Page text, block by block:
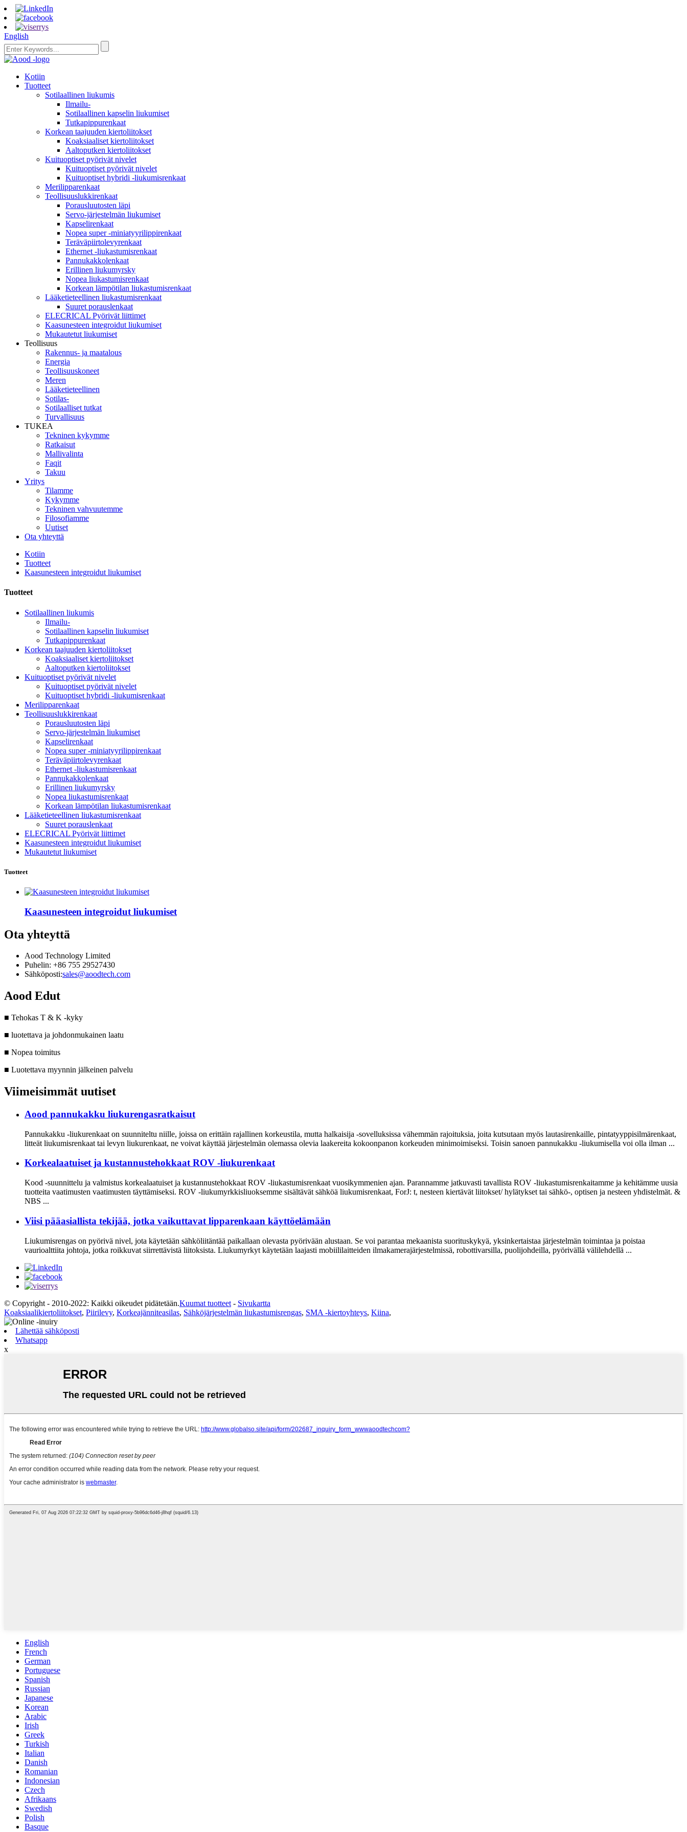
English
Kotiin
Tuotteet
Sotilaallinen liukumis
Ilmailu-
Sotilaallinen kapselin liukumiset
Tutkapippurenkaat
Korkean taajuuden kiertoliitokset
Koaksiaaliset kiertoliitokset
Aaltoputken kiertoliitokset
Kuituoptiset pyörivät nivelet
Kuituoptiset pyörivät nivelet
Kuituoptiset hybridi -liukumisrenkaat
Merilipparenkaat
Teollisuuslukkirenkaat
Porausluutosten läpi
Servo-järjestelmän liukumiset
Kapselirenkaat
Nopea super -miniatyyrilippirenkaat
Teräväpiirtolevyrenkaat
Ethernet -liukastumisrenkaat
Pannukakkolenkaat
Erillinen liukumyrsky
Nopea liukastumisrenkaat
Korkean lämpötilan liukastumisrenkaat
Lääketieteellinen liukastumisrenkaat
Suuret porauslenkaat
ELECRICAL Pyörivät liittimet
Kaasunesteen integroidut liukumiset
Mukautetut liukumiset
Teollisuus
Rakennus- ja maatalous
Energia
Teollisuuskoneet
Meren
Lääketieteellinen
Sotilas-
Sotilaalliset tutkat
Turvallisuus
TUKEA
Tekninen kykymme
Ratkaisut
Mallivalinta
Faqit
Takuu
Yritys
Tilamme
Kykymme
Tekninen vahvuutemme
Filosofiamme
Uutiset
Ota yhteyttä
Kotiin
Tuotteet
Kaasunesteen integroidut liukumiset
Tuotteet
Sotilaallinen liukumis
Ilmailu-
Sotilaallinen kapselin liukumiset
Tutkapippurenkaat
Korkean taajuuden kiertoliitokset
Koaksiaaliset kiertoliitokset
Aaltoputken kiertoliitokset
Kuituoptiset pyörivät nivelet
Kuituoptiset pyörivät nivelet
Kuituoptiset hybridi -liukumisrenkaat
Merilipparenkaat
Teollisuuslukkirenkaat
Porausluutosten läpi
Servo-järjestelmän liukumiset
Kapselirenkaat
Nopea super -miniatyyrilippirenkaat
Teräväpiirtolevyrenkaat
Ethernet -liukastumisrenkaat
Pannukakkolenkaat
Erillinen liukumyrsky
Nopea liukastumisrenkaat
Korkean lämpötilan liukastumisrenkaat
Lääketieteellinen liukastumisrenkaat
Suuret porauslenkaat
ELECRICAL Pyörivät liittimet
Kaasunesteen integroidut liukumiset
Mukautetut liukumiset
Tuotteet
Kaasunesteen integroidut liukumiset
Ota yhteyttä
Aood Technology Limited
Puhelin: +86 755 29527430
Sähköposti:sales@aoodtech.com
Aood Edut
■ Tehokas T & K -kyky
■ luotettava ja johdonmukainen laatu
■ Nopea toimitus
■ Luotettava myynnin jälkeinen palvelu
Viimeisimmät uutiset
Aood pannukakku liukurengasratkaisut
Pannukakku -liukurenkaat on suunniteltu niille, joissa on erittäin rajallinen korkeustila, mutta halkaisija -sovelluksissa vähemmän rajoituksia, joita kutsutaan myös lautasirenkaille, pintatyyppisilmärenkaat,
litteät liukumisrenkaat tai levyn liukurenkaat, ne voivat käyttää järjestelmän olemassa olevia laakereita kokoonpanon korkeuden minimoimiseksi. Toisin sanoen pannukakku -liukumisella voi olla ilman ...
Korkealaatuiset ja kustannustehokkaat ROV -liukurenkaat
Kood -suunnittelu ja valmistus korkealaatuiset ja kustannustehokkaat ROV -liukastumisrenkaat vuosikymmenien ajan. Parannamme jatkuvasti tavallista ROV -liukastumisrenkaitamme ja kehitämme uusia
tuotteita vaatimusten vaatimusten täyttämiseksi. ROV -liukumyrkkisliuoksemme sisältävät sähköä liukumisrenkaat, ForJ: t, nesteen kiertävät liitokset/ hylätykset tai sähkö-, optisen ja nesteen yhdistelmät. &
NBS ...
Viisi pääasiallista tekijää, jotka vaikuttavat lipparenkaan käyttöelämään
Liukumisrengas on pyörivä nivel, jota käytetään sähköliitäntää paikallaan olevasta pyörivään alustaan. Se voi parantaa mekaanista suorituskykyä, yksinkertaistaa järjestelmän toimintaa ja poistaa
vaurioalttiita johtoja, jotka roikkuvat siirrettävistä liitoksista. Liukumyrkyt käytetään laajasti mobiililaitteiden ilmakamerajärjestelmissä, robottivarsilla, puolijohdeilla, pyörivällä välilehdellä ...
© Copyright - 2010-2022: Kaikki oikeudet pidätetään.Kuumat tuotteet - Sivukartta
Koaksiaalikiertoliitokset, Piirilevy, Korkeajänniteasilas, Sähköjärjestelmän liukastumisrengas, SMA -kiertoyhteys, Kiina,
Lähettää sähköposti
Whatsapp
x
English
French
German
Portuguese
Spanish
Russian
Japanese
Korean
Arabic
Irish
Greek
Turkish
Italian
Danish
Romanian
Indonesian
Czech
Afrikaans
Swedish
Polish
Basque